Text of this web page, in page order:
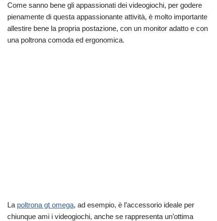
Come sanno bene gli appassionati dei videogiochi, per godere
pienamente di questa appassionante attività, è molto importante
allestire bene la propria postazione, con un monitor adatto e con
una poltrona comoda ed ergonomica.
La poltrona gt omega, ad esempio, è l’accessorio ideale per
chiunque ami i videogiochi, anche se rappresenta un’ottima